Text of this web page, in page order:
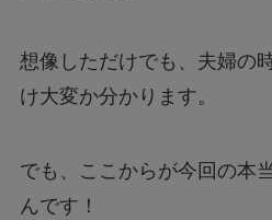
想像しただけでも、夫婦の
け大変か分かります。
でも、ここからが今回の本
んです！